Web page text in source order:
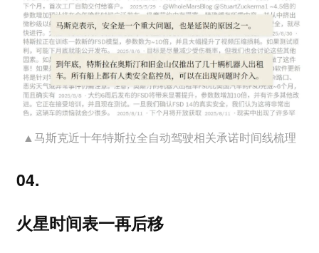
▲马斯克近十年特斯拉全自动驾驶相关承诺时间线梳理
04.
火星时间表一再后移